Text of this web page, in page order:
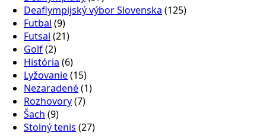
Deaflympijský výbor Slovenska (125)
Futbal (9)
Futsal (21)
Golf(2)
História (6)
Lyžovanie(15)
Nezaradené(1)
Rozhovory(7)
Šach (9)
Stolný tenis (27)